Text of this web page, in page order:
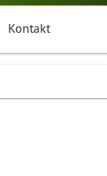
Kontakt